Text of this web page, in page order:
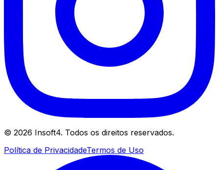
© 2026 Insoft4. Todos os direitos reservados.
Política de PrivacidadeTermos de Uso